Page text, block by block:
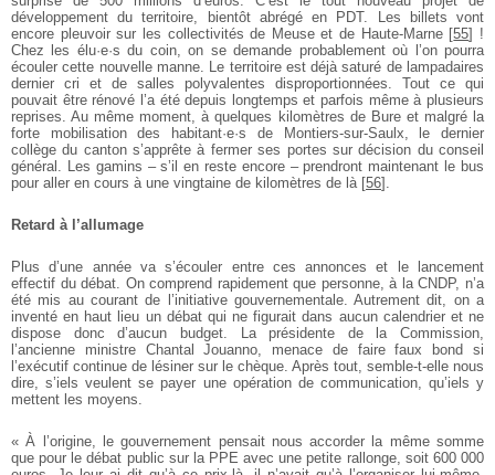
développement du territoire, bientôt abrégé en PDT. Les billets vont
encore pleuvoir sur les collectivités de Meuse et de Haute-Marne[55] !
Chez les élu·e·s du coin, on se demande probablement où l’on pourra
écouler cette nouvelle manne. Le territoire est déjà saturé de lampadaires
dernier cri et de salles polyvalentes disproportionnées. Tout ce qui
pouvait être rénové l’a été depuis longtemps et parfois même à plusieurs
reprises. Au même moment, à quelques kilomètres de Bure et malgré la
forte mobilisation des habitant·e·s de Montiers-sur-Saulx, le dernier
collège du canton s’apprête à fermer ses portes sur décision du conseil
général. Les gamins – s’il en reste encore – prendront maintenant le bus
pour aller en cours à une vingtaine de kilomètres de là [56]
Retard à l’allumage
Plus d’une année va s’écouler entre ces annonces et le lancement
effectif du débat. On comprend rapidement que personne, à la CNDP, n’a
été mis au courant de l’initiative gouvernementale. Autrement dit, on a
inventé en haut lieu un débat qui ne figurait dans aucun calendrier et ne
dispose donc d’aucun budget. La présidente de la Commission,
l’ancienne ministre Chantal Jouanno, menace de faire faux bond si
l’exécutif continue de lésiner sur le chèque. Après tout, semble-t-elle nous
dire, s’iels veulent se payer une opération de communication, qu’iels y
mettent les moyens.
« À l’origine, le gouvernement pensait nous accorder la même somme
que pour le débat public sur la PPE avec une petite rallonge, soit 600 000